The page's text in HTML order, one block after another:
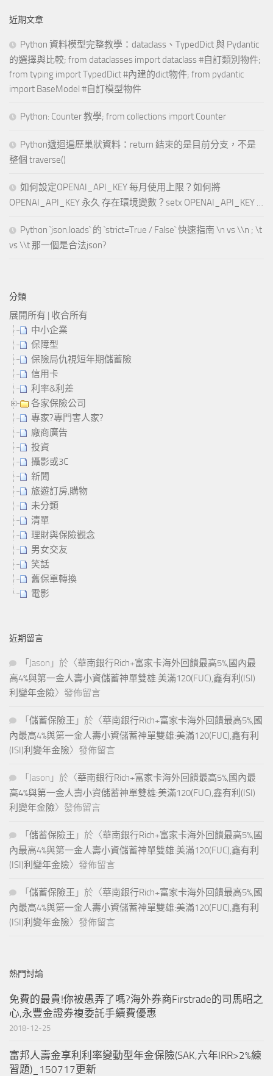
近期文章
Python 資料模型完整教學：dataclass、TypedDict 與 Pydantic
的選擇與比較; from dataclasses import dataclass #自訂類別物件;
from typing import TypedDict #內建的dict物件; from pydantic
import BaseModel #自訂模型物件
Python: Counter 教學; from collections import Counter
Python遞迴遍歷巢狀資料：return 結束的是目前分支，不是
整個 traverse()
如何設定OPENAI_API_KEY 每月使用上限？如何將
OPENAI_API_KEY 永久 存在環境變數？setx OPENAI_API_KEY …
Python `json.loads` 的 `strict=True / False` 快速指南 \n vs \\n ; \t
vs \\t 那一個是合法json?
分類
展開所有 | 收合所有
中小企業
保障型
保險局仇視短年期儲蓄險
信用卡
利率&利差
各家保險公司
專家?專門害人家?
廠商廣告
投資
攝影或3C
新聞
旅遊訂房,購物
未分類
清單
理財與保險觀念
男女交友
笑話
舊保單轉換
電影
近期留言
「 Jason 」於〈華南銀行Rich+富家卡海外回饋最高5%,國內最
高4%與第一金人壽小資儲蓄神單雙雄:美滿120(FUC),鑫有利(ISI)
利變年金險〉發佈留言
「 儲蓄保險王 」於〈華南銀行Rich+富家卡海外回饋最高5%,國
內最高4%與第一金人壽小資儲蓄神單雙雄:美滿120(FUC),鑫有利
(ISI)利變年金險〉發佈留言
「 Jason 」於〈華南銀行Rich+富家卡海外回饋最高5%,國內最
高4%與第一金人壽小資儲蓄神單雙雄:美滿120(FUC),鑫有利(ISI)
利變年金險〉發佈留言
「 儲蓄保險王 」於〈華南銀行Rich+富家卡海外回饋最高5%,國
內最高4%與第一金人壽小資儲蓄神單雙雄:美滿120(FUC),鑫有利
(ISI)利變年金險〉發佈留言
「 儲蓄保險王 」於〈華南銀行Rich+富家卡海外回饋最高5%,國
內最高4%與第一金人壽小資儲蓄神單雙雄:美滿120(FUC),鑫有利
(ISI)利變年金險〉發佈留言
熱門討論
免費的最貴!你被愚弄了嗎?海外券商Firstrade的司馬昭之
心,永豐金證券複委託手續費優惠
2018-12-25
富邦人壽金享利利率變動型年金保險(SAK,六年IRR>2%練
習題)_150717更新